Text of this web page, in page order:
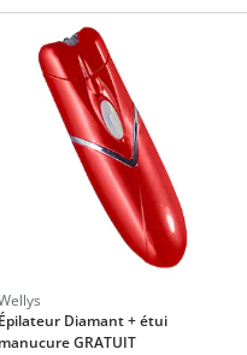
Épilateur Diamant + étui
manucure GRATUIT